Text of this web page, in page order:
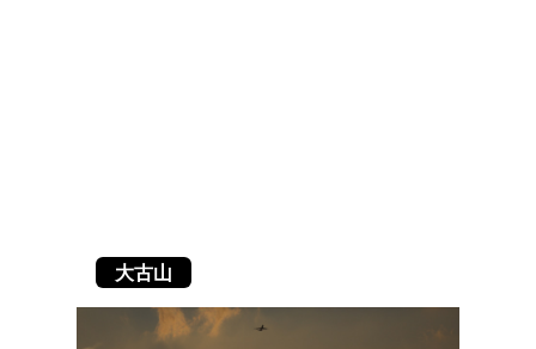
大古山